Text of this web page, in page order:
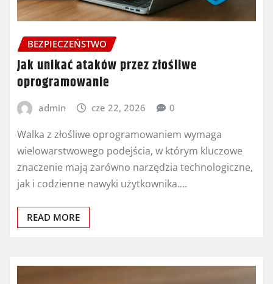
BEZPIECZEŃSTWO
Jak unikać ataków przez złośliwe
oprogramowanie
admin cze 22, 2026 0
Walka z złośliwe oprogramowaniem wymaga
wielowarstwowego podejścia, w którym kluczowe
znaczenie mają zarówno narzędzia technologiczne,
jak i codzienne nawyki użytkownika.…
READ MORE